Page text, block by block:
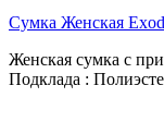
Сумка Женская
Женская сумка с
Подклада :